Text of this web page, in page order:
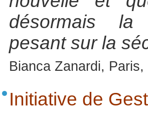
désormais la
pesant sur la
Bianca Zanardi,
Initiative de